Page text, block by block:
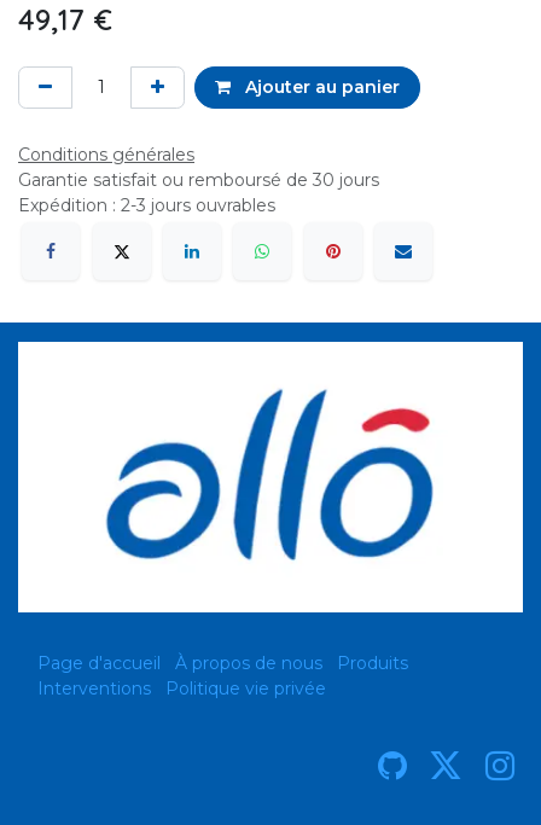
49,17 €
Ajouter au panier
Conditions générales
Garantie satisfait ou remboursé de 30 jours
Expédition : 2-3 jours ouvrables
Page d'accueil À propos de nous
Produits
Interventions
Politique vie privée